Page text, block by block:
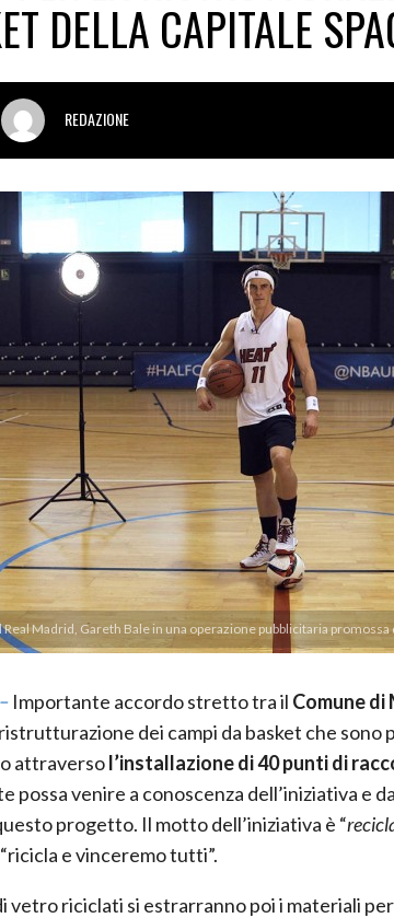
DELLA CAPITALE
REDAZIONE
Madrid, Gareth Bale in una operazione pubblicitaria promossa
Importante accordo stretto tra il Comune di
dei campi da basket che
attraversol’installazione di 40 punti di
possa venire a conoscenza dell’iniziativa e
progetto. Il motto dell’iniziativa è “
e vinceremo tutti”.
vetro riciclati si estrarranno poi i materiali